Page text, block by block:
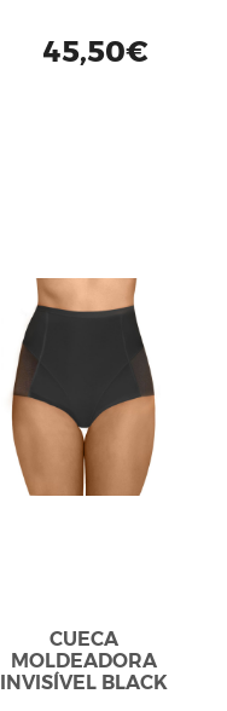
45,50€
CUECA
MOLDEADORA
INVISÍVEL BLACK